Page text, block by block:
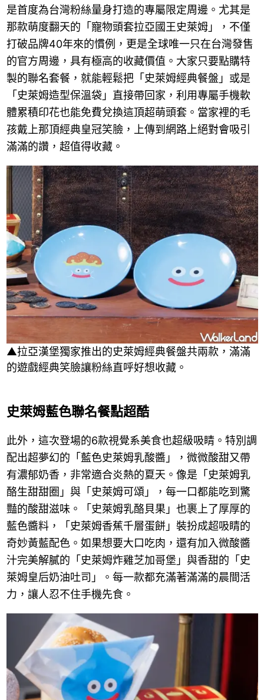
是首度為台灣粉絲量身打造的專屬限定周邊。尤其是
那款萌度翻天的「寵物頭套拉亞國王史萊姆」，不僅
打破品牌40年來的慣例，更是全球唯一只在台灣發售
的官方周邊，具有極高的收藏價值。大家只要點購特
製的聯名套餐，就能輕鬆把「史萊姆經典餐盤」或是
「史萊姆造型保溫袋」直接帶回家，利用專屬手機軟
體累積印花也能免費兌換這頂超萌頭套。當家裡的毛
孩戴上那頂經典皇冠笑臉，上傳到網路上絕對會吸引
滿滿的讚，超值得收藏。
▲拉亞漢堡獨家推出的史萊姆經典餐盤共兩款，滿滿
的遊戲經典笑臉讓粉絲直呼好想收藏。
史萊姆藍色聯名餐點超酷
此外，這次登場的6款視覺系美食也超級吸睛。特別調
配出超夢幻的「藍色史萊姆乳酸醬」，微微酸甜又帶
有濃郁奶香，非常適合炎熱的夏天。像是「史萊姆乳
酪生甜甜圈」與「史萊姆可頌」，每一口都能吃到驚
豔的酸甜滋味。「史萊姆乳酪貝果」也裹上了厚厚的
藍色醬料，「史萊姆香蕉千層蛋餅」裝扮成超吸睛的
奇妙黃藍配色。如果想要大口吃肉，還有加入微酸醬
汁完美解膩的「史萊姆炸雞芝加哥堡」與香甜的「史
萊姆皇后奶油吐司」。每一款都充滿著滿滿的晨間活
力，讓人忍不住手機先食。